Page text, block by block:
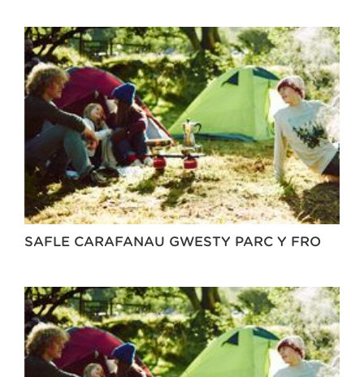
SAFLE CARAFANAU GWESTY PARC Y FRO